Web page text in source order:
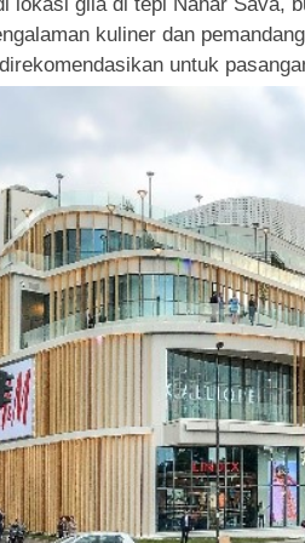
kuliner dan
untuk